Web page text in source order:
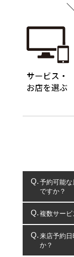
予約可能
ですか？
コクピッ
複数サービ
複数サー
一部の商品・
来店予約
か？